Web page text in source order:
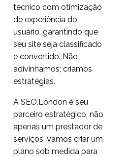
1
do usuário
5
móveis
para o
CRO
0
dos
técnico com otimização
de experiência do
usuário, garantindo que
seu site seja classificado
e convertido. Não
adivinhamos; criamos
estratégias.
A SEO.London é seu
parceiro estratégico, não
apenas um prestador de
serviços. Vamos criar um
plano sob medida para